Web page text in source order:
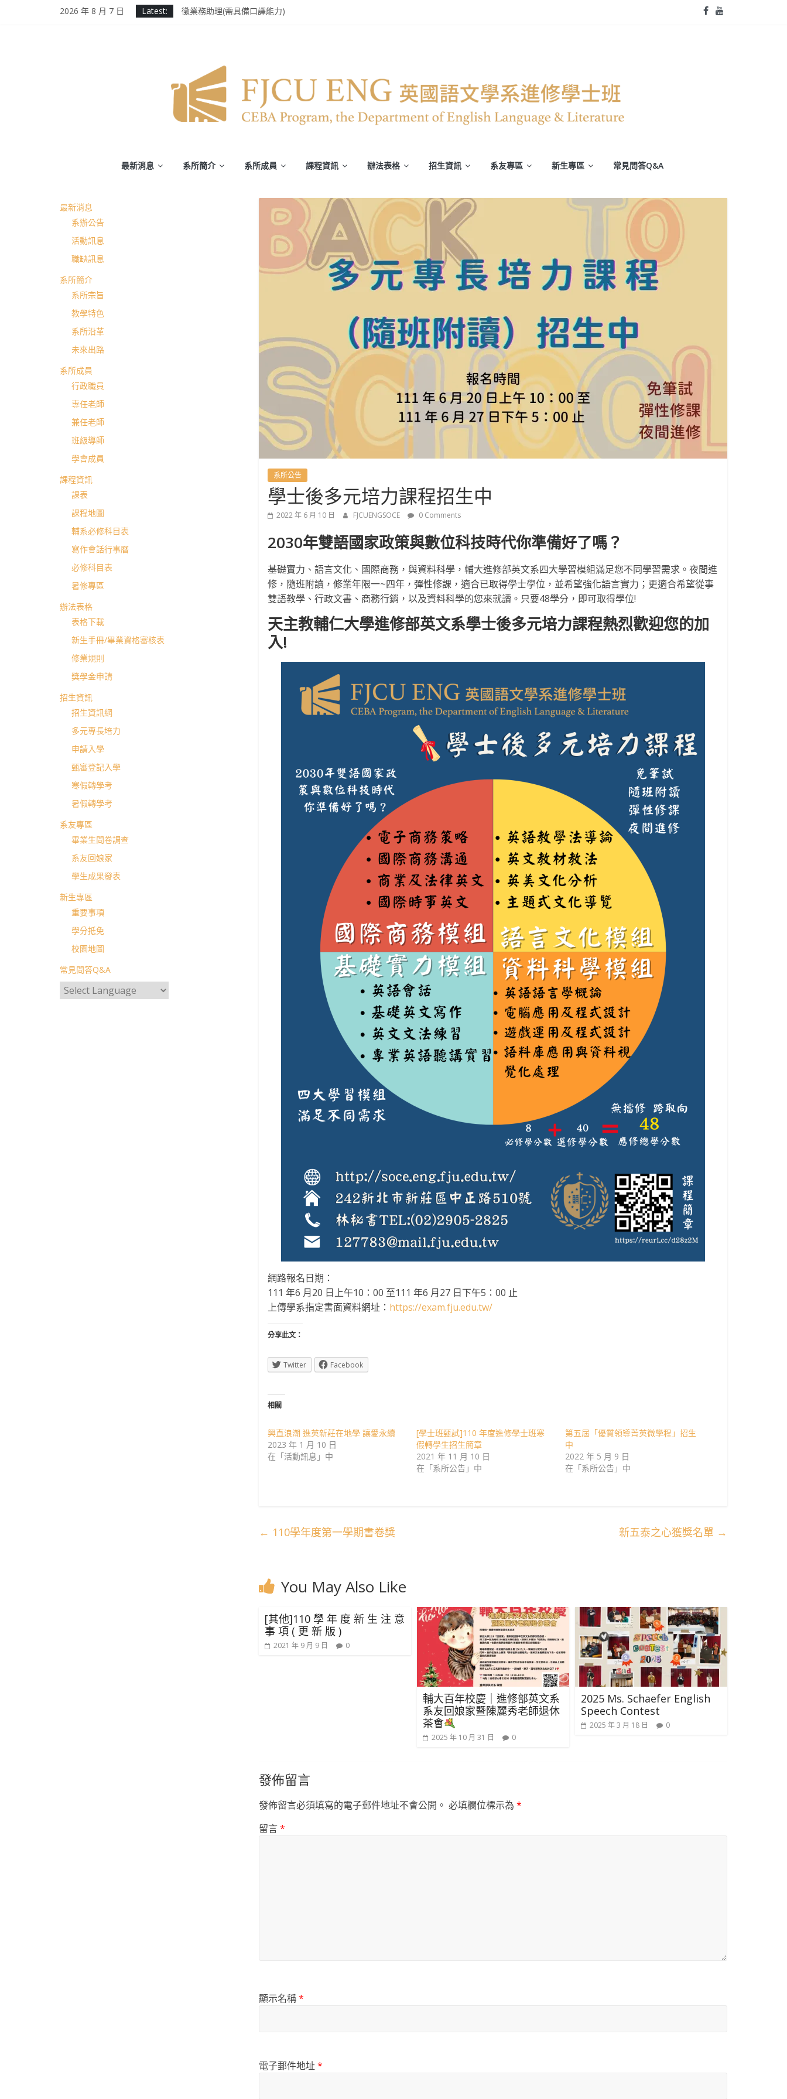
2026 年 8 月 7 日 Latest:
徵業務助理(需具備口譯能力)
大
學
英
國
語
文
學
系
進
修
學
士
班
最新消息 系所簡介 系所成員 課程資訊 辦法表格 招生資訊 系友專區 新生專區 常見問答Q&A
系所公告
學士後多元培力課程招生中
2022 年 6 月 10 日 FJCUENGSOCE 0 Comments
2030年雙語國家政策與數位科技時代你準備好了嗎？
基礎實力、語言文化、國際商務，與資料科學，輔大進修部英文系四大學習模組滿足您不同學習需求。夜間進
修，隨班附讀，修業年限一~四年，彈性修課，適合已取得學士學位，並希望強化語言實力；更適合希望從事
雙語教學、行政文書、商務行銷，以及資料科學的您來就讀。只要48學分，即可取得學位!
天主教輔仁大學進修部英文系學士後多元培力課程熱烈歡迎您的加
入!
網路報名日期：
111 年6 月20 日上午10：00 至111 年6 月27 日下午5：00 止
上傳學系指定書面資料網址： https://exam.fju.edu.tw/
分享此文：
Twitter Facebook
相關
興直浪潮 進英新莊在地學 讓愛永續
2023 年 1 月 10 日
在「活動訊息」中
[學士班甄試]110 年度進修學士班寒
假轉學生招生簡章
2021 年 11 月 10 日
在「系所公告」中
第五屆「優質領導菁英微學程」招生
中
2022 年 5 月 9 日
在「系所公告」中
← 110學年度第一學期書卷獎 新五泰之心獲獎名單 →
You May Also Like
[其他]110 學 年 度 新 生 注 意
事 項 ( 更 新 版 )
2021 年 9 月 9 日 0
輔大百年校慶｜進修部英文系
系友回娘家暨陳麗秀老師退休
茶會
2025 年 10 月 31 日 0
2025 Ms. Schaefer English
Speech Contest
2025 年 3 月 18 日 0
發佈留言
發佈留言必須填寫的電子郵件地址不會公開。 必填欄位標示為 *
留言*
顯示名稱*
電子郵件地址*
最新消息
系辦公告
活動訊息
職缺訊息
系所簡介
系所宗旨
教學特色
系所沿革
未來出路
系所成員
行政職員
專任老師
兼任老師
班級導師
學會成員
課程資訊
課表
課程地圖
輔系必修科目表
寫作會話行事曆
必修科目表
暑修專區
辦法表格
表格下載
新生手冊/畢業資格審核表
修業規則
獎學金申請
招生資訊
招生資訊網
多元專長培力
申請入學
甄審登記入學
寒假轉學考
暑假轉學考
系友專區
畢業生問卷調查
系友回娘家
學生成果發表
新生專區
重要事項
學分抵免
校園地圖
常見問答Q&A